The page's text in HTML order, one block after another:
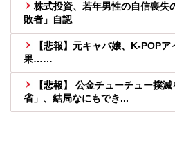
株式投資、若年男性の自信喪失
敗者」自認
【悲報】元キャバ嬢、K-POP
果……
【悲報】 公金チューチュー撲
省」、結局なにもでき...